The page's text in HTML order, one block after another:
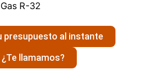
Gas R-32
presupuesto al instante
¿Te llamamos?